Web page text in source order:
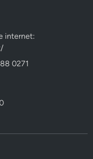
internet:
0271